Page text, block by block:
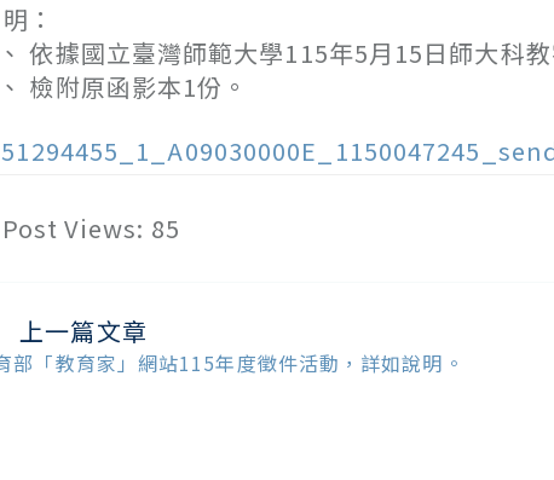
：
依據國立臺灣師範大學115年5月15日師大科
檢附原函影本1份。
Post Views: 85
上一篇文章
部「教育家」網站115年度徵件活動，詳如說明。